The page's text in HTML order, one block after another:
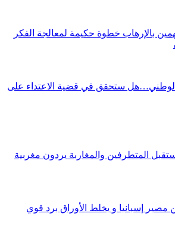
بالإرهاب خطوة حكيمة لمعالجة الفكر
الوطني…هل ستحقق في قضية الاعتداء على
المتطرفين والمغاربة يردون مغربية
مصير إسبانيا و يخلط الأوراق برد قوي